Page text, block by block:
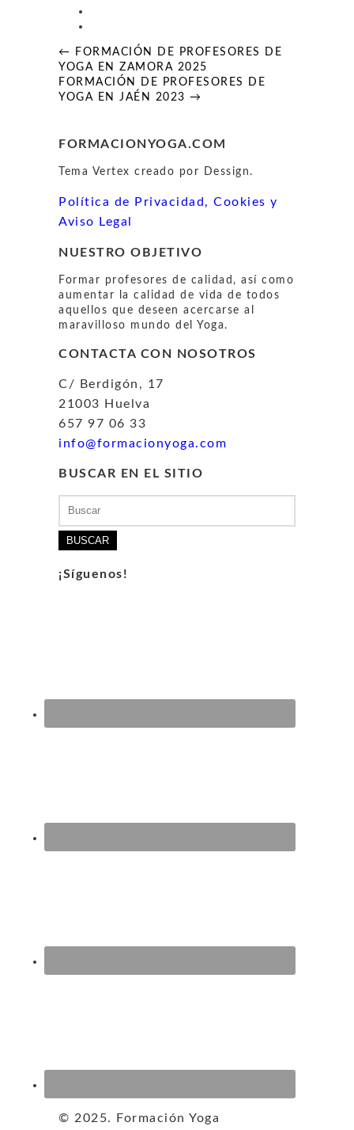
Navegación
de
entradas
← FORMACIÓN DE PROFESORES DE
YOGA EN ZAMORA 2025
FORMACIÓN DE PROFESORES DE
YOGA EN JAÉN 2023 →
FORMACIONYOGA.COM
Tema Vertex creado por Dessign.
Política de Privacidad, Cookies y
Aviso Legal
NUESTRO OBJETIVO
Formar profesores de calidad, así como
aumentar la calidad de vida de todos
aquellos que deseen acercarse al
maravilloso mundo del Yoga.
CONTACTA CON NOSOTROS
C/ Berdigón, 17
21003 Huelva
657 97 06 33
info@formacionyoga.com
BUSCAR EN EL SITIO
¡Síguenos!
© 2025. Formación Yoga